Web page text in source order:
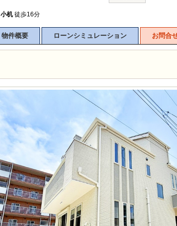
小机徒歩16分
物件概要 ローンシミュレーション お問合